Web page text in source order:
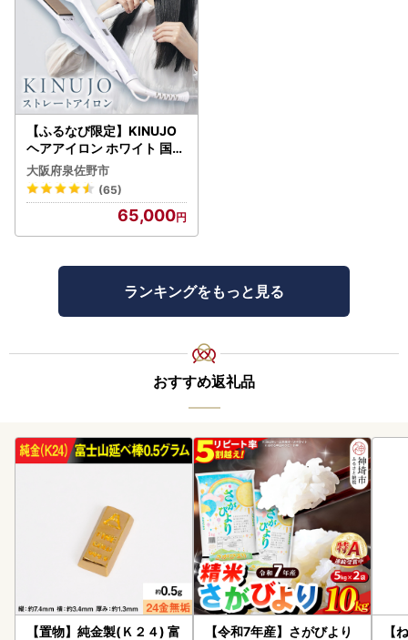
【ふるなび限定】KINUJO
ヘアアイロン ホワイト 国内
製造 FN-Limited-PR
大阪府泉佐野市
(65)
65,000
ランキングをもっと見る
おすすめ返礼品
【置物】純金製(Ｋ２４) 富
【令和7年産】さがびより
【